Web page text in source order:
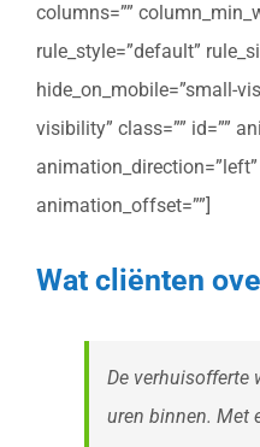
columns=””
rule_style=”default”
hide_on_mobile=”small-
visibility” class=”” id=””
animation_offset=””]
Wat cliënten
De verhuisofferte
uren binnen. Met